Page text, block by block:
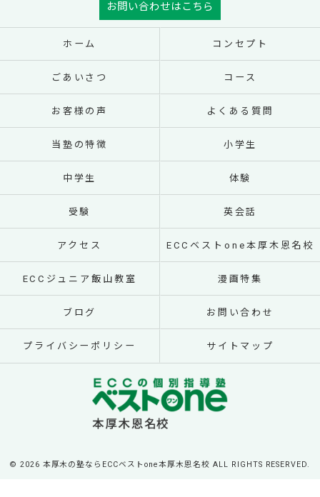
お問い合わせはこちら
ホーム コンセプト
ごあいさつ コース
お客様の声 よくある質問
当塾の特徴 小学生
中学生 体験
受験 英会話
アクセス ECCベストone本厚木恩名校
ECCジュニア飯山教室 漫画特集
ブログ お問い合わせ
プライバシーポリシー サイトマップ
© 2026 本厚木の塾ならECCベストone本厚木恩名校 ALL RIGHTS RESERVED.